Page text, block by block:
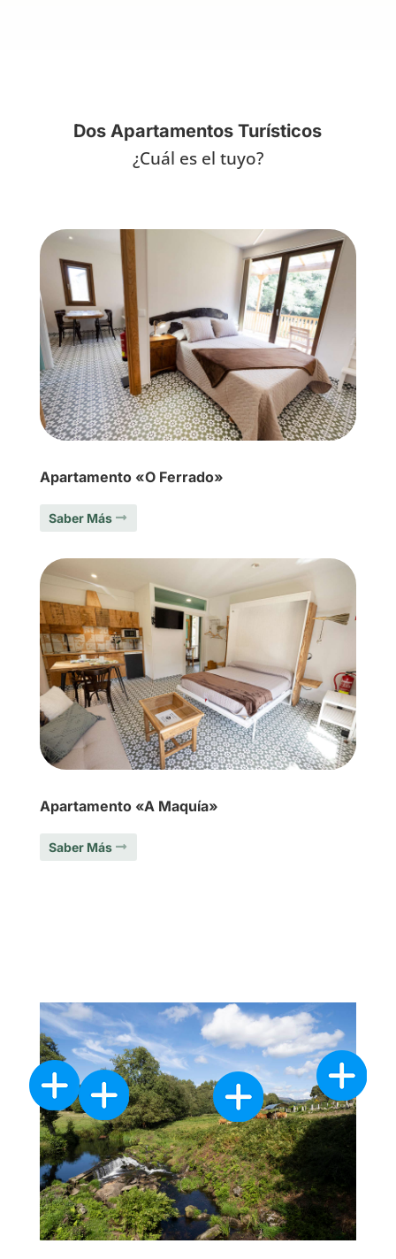
Dos Apartamentos Turísticos
¿Cuál es el tuyo?
Apartamento «O Ferrado»
Saber Más
Apartamento «A Maquía»
Saber Más